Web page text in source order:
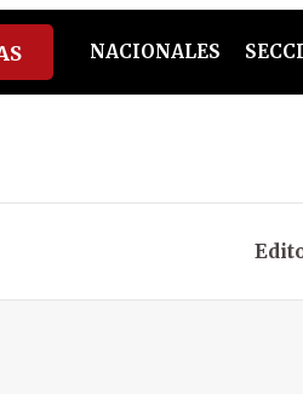
NACIONALES